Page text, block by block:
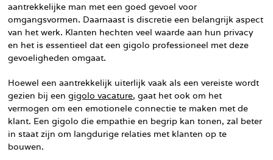
aantrekkelijke man met een goed gevoel voor
omgangsvormen. Daarnaast is discretie een belangrijk aspect
van het werk. Klanten hechten veel waarde aan hun privacy
en het is essentieel dat een gigolo professioneel met deze
gevoeligheden omgaat.
Hoewel een aantrekkelijk uiterlijk vaak als een vereiste wordt
gezien bij eengigolo vacature, gaat het ook om het
vermogen om een emotionele connectie te maken met de
klant. Een gigolo die empathie en begrip kan tonen, zal beter
in staat zijn om langdurige relaties met klanten op te
bouwen.